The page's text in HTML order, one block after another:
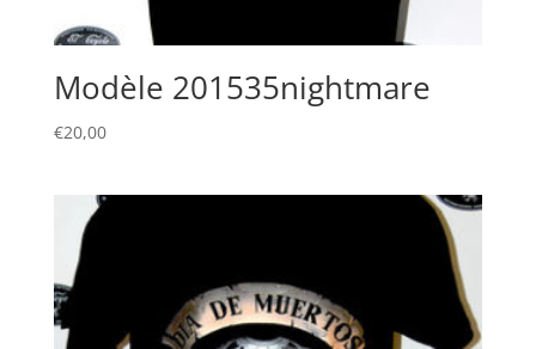
Modèle 201535nightmare
€20,00